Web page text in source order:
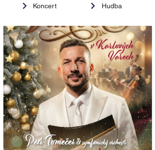
Koncert Hudba